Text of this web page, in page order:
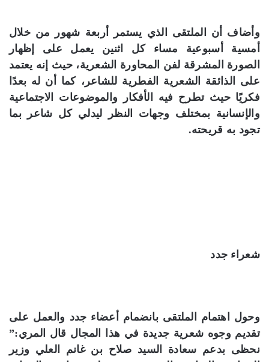
وأضاف أن الملتقى الذي يستمر أربعة شهور من خلال
أمسية أسبوعية مساء كل اثنين يعمل على إظهار
الصورة المشرقة لفن المحاورة الشعرية، حيث إنه يعتمد
على الذائقة الشعرية الفطرية للشاعر، كما أن له بعدًا
فكريًا حيث تطرح فيه الأفكار والموضوعات الاجتماعية
والإنسانية بمختلف وجهات النظر ليدلي كل شاعر بما
تجود به قريحته.
شعراء جدد
وحول اهتمام الملتقى بانضمام أعضاء جدد والعمل على
تقديم وجوه شعرية جديدة في هذا المجال قال المري:”
نحظى بدعم سعادة السيد صلاح بن غانم العلي وزير